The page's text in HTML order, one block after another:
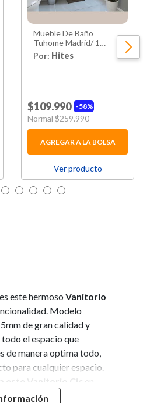
Mueble De Baño
Tuhome Madrid/ 1
Puerta
Por: Hites
58%
$109.990
Price reduced from
Normal $259.990
AGREGAR A LA BOLSA
Ver producto
este hermoso Vanitorio
Modelo
de gran calidad y
el espacio que
de manera optima todo,
para cualquier espacio.